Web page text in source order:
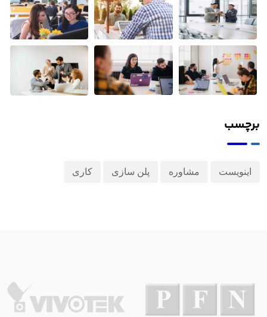
برچسب
اینویست مشاوره پلن سازی کاری